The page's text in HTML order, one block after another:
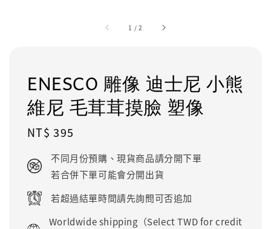
1 /2
ENESCO 雕像 迪士尼 小熊
維尼 毛茸茸摸臉 塑像
Regular
NT$ 395
不同月份預購、現貨商品請分開下單
若合併下單可能會分開出貨
若超過結單時間請先詢問可否追加
Worldwide shipping（Select TWD for credit